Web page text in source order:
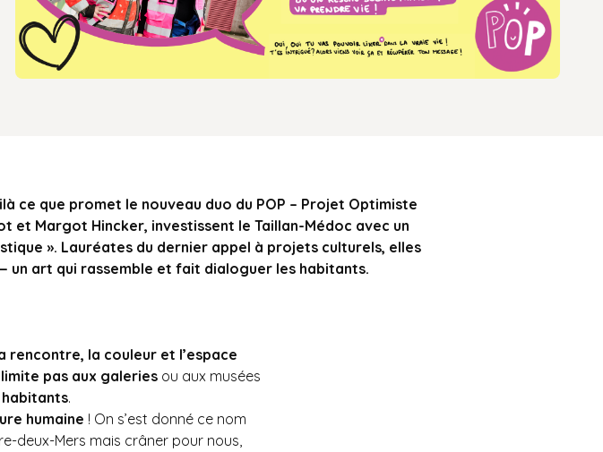
ce que promet le nouveau duo du POP – Projet Optimiste
et Margot Hincker, investissent le Taillan-Médoc avec un
». Lauréates du dernier appel à projets culturels, elles
art qui rassemble et fait dialoguer les habitants.
rencontre, la couleur et l’espace
pas aux galeries ou aux musées
.
humaine ! On s’est donné ce nom
deux-Mers mais crâner pour nous,